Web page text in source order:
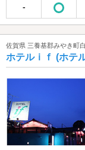
-
佐賀県 三養基郡みやき町
ホテルｉｆ (ホテ